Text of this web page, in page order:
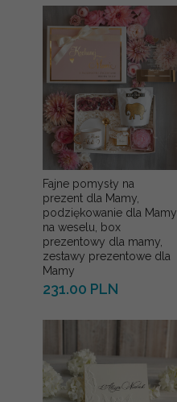
Fajne pomysły na
prezent dla Mamy,
podziękowanie dla Mamy
na weselu, box
prezentowy dla mamy,
zestawy prezentowe dla
Mamy
231.00 PLN